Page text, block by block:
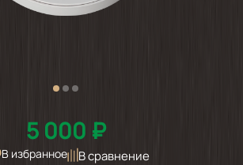
5 000 ₽
В избранное В сравнение